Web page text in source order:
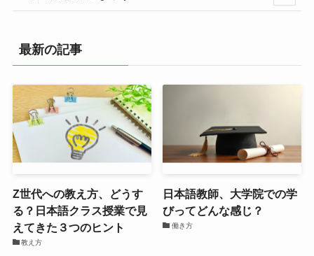
最新の記事
Z世代への教え方、どうす
る？日本語クラス授業で見
えてきた３つのヒント
教え方
日本語教師、大学院での学
びってどんな感じ？
働き方